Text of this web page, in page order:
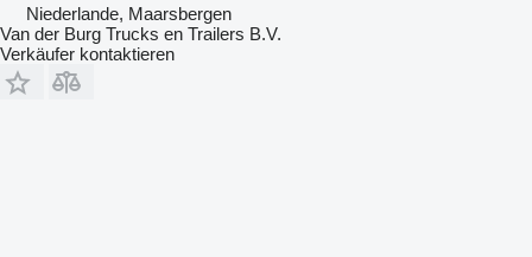
Niederlande, Maarsbergen
Van der Burg Trucks en Trailers B.V.
Verkäufer kontaktieren